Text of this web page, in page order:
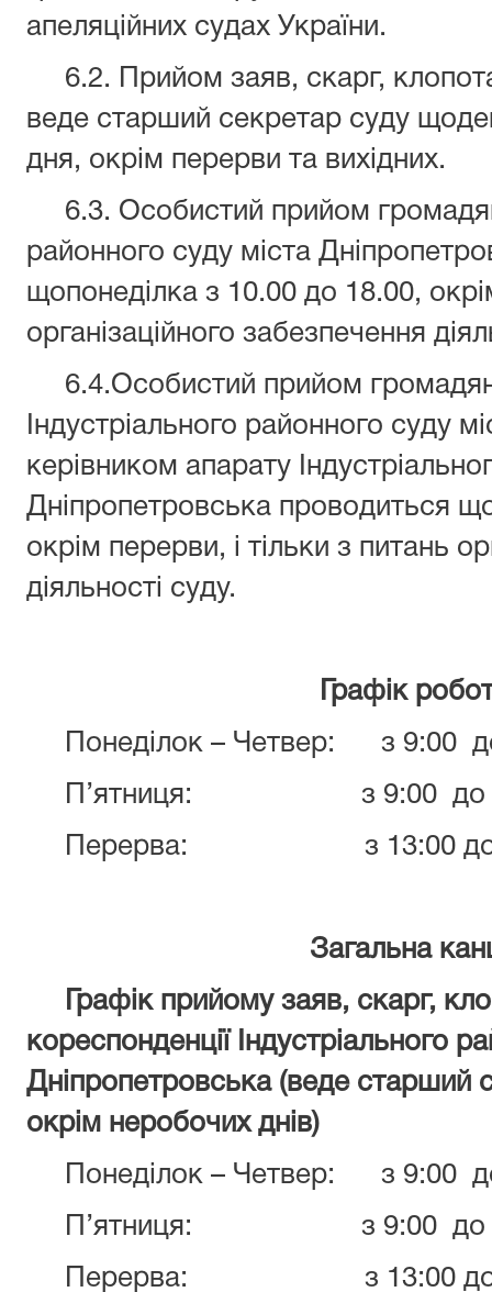
апеляційних судах України.
6.2. Прийом заяв, скарг,
веде старший секретар суду
дня, окрім перерви та вихідних.
6.3. Особистий прийом громадян
районного суду міста
щопонеділка з 10.00 до 18.00,
організаційного забезпечення
6.4.Особистий прийом громадян
Індустріального районного суду
керівником апарату
Дніпропетровська проводиться
окрім перерви, і тільки з питань
діяльності суду.
Графік
Понеділок – Четвер: з 9:00
П’ятниця: з 9:00 до
Перерва: з 13:00 до
Загальна
Графік прийому заяв, скарг,
кореспонденції
Індустріального
Дніпропетровська (веде старший
окрім неробочих днів)
Понеділок – Четвер: з 9:00
П’ятниця: з 9:00 до
Перерва: з 13:00 до